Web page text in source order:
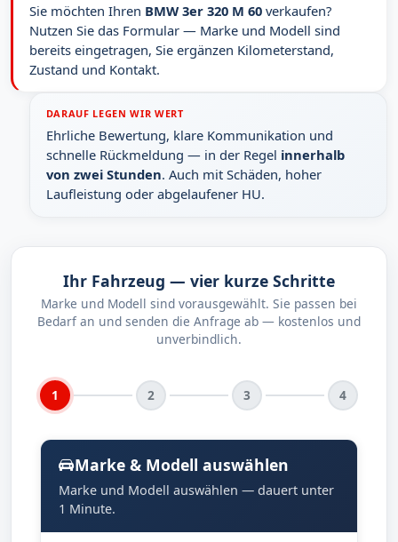
Sie möchten Ihren BMW 3er 320 M 60verkaufen?
Nutzen Sie das Formular — Marke und Modell sind
bereits eingetragen, Sie ergänzen Kilometerstand,
Zustand und Kontakt.
DARAUF LEGEN WIR WERT
Ehrliche Bewertung, klare Kommunikation und
schnelle Rückmeldung — in der Regel innerhalb
von zwei Stunden. Auch mit Schäden, hoher
Laufleistung oder abgelaufener HU.
Ihr Fahrzeug — vier kurze Schritte
Marke und Modell sind vorausgewählt. Sie passen bei
Bedarf an und senden die Anfrage ab — kostenlos und
unverbindlich.
1 2 3 4
Marke & Modell auswählen
Marke und Modell auswählen — dauert unter
1 Minute.